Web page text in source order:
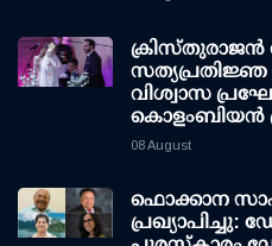
ക്രിസ്തുരാജൻ
സത്യപ്രതിജ്ഞ
വിശ്വാസ
കൊളംബിയൻ
08 August
ഫൊക്കാന
പ്രഖ്യാപിച്ചു: